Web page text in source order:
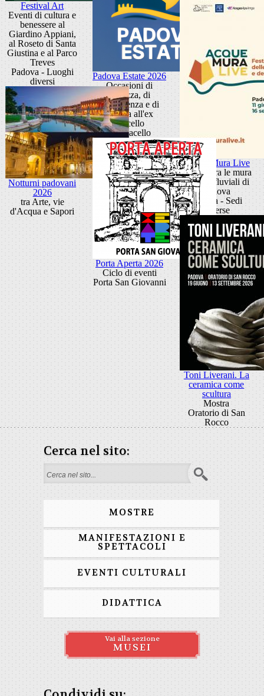
Festival Art
Eventi di cultura e
benessere al
Giardino Appiani,
al Roseto di Santa
Giustina e al Parco
Treves
Padova - Luoghi
diversi
Padova Estate 2026
Occasioni di
bellezza, di
conoscenza e di
cultura all'ex
Macello
Ex Macello
Acque Mura Live
Festival tra le mura
e i porti fluviali di
Padova
Padova - Sedi
diverse
Notturni padovani
2026
tra Arte, vie
d'Acqua e Sapori
Porta Aperta 2026
Ciclo di eventi
Porta San Giovanni
Toni Liverani. La
ceramica come
scultura
Mostra
Oratorio di San
Rocco
Cerca nel sito:
Form di ricerca
MOSTRE
MANIFESTAZIONI E
SPETTACOLI
EVENTI CULTURALI
DIDATTICA
Vai alla sezione
MUSEI